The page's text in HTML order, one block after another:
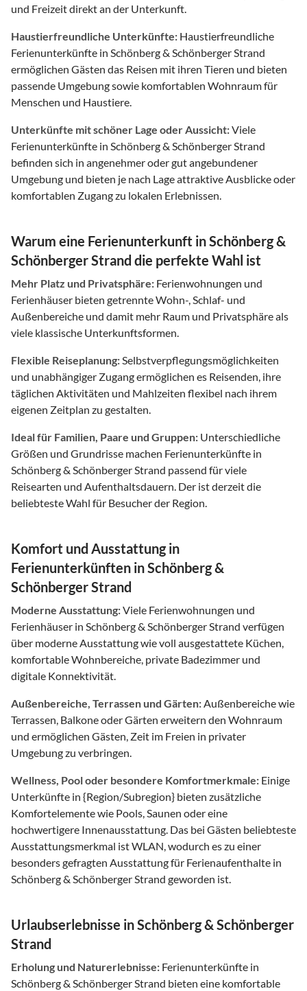
und Freizeit direkt an der Unterkunft.
Haustierfreundliche Unterkünfte: Haustierfreundliche
Ferienunterkünfte in Schönberg & Schönberger Strand
ermöglichen Gästen das Reisen mit ihren Tieren und bieten
passende Umgebung sowie komfortablen Wohnraum für
Menschen und Haustiere.
Unterkünfte mit schöner Lage oder Aussicht:Viele
Ferienunterkünfte in Schönberg & Schönberger Strand
befinden sich in angenehmer oder gut angebundener
Umgebung und bieten je nach Lage attraktive Ausblicke oder
komfortablen Zugang zu lokalen Erlebnissen.
Warum eine Ferienunterkunft in Schönberg &
Schönberger Strand die perfekte Wahl ist
Mehr Platz und Privatsphäre: Ferienwohnungen und
Ferienhäuser bieten getrennte Wohn-, Schlaf- und
Außenbereiche und damit mehr Raum und Privatsphäre als
viele klassische Unterkunftsformen.
Flexible Reiseplanung:Selbstverpflegungsmöglichkeiten
und unabhängiger Zugang ermöglichen es Reisenden, ihre
täglichen Aktivitäten und Mahlzeiten flexibel nach ihrem
eigenen Zeitplan zu gestalten.
Ideal für Familien, Paare und Gruppen: Unterschiedliche
Größen und Grundrisse machen Ferienunterkünfte in
Schönberg & Schönberger Strand passend für viele
Reisearten und Aufenthaltsdauern. Der ist derzeit die
beliebteste Wahl für Besucher der Region.
Komfort und Ausstattung in
Ferienunterkünften in Schönberg &
Schönberger Strand
Moderne Ausstattung:Viele Ferienwohnungen und
Ferienhäuser in Schönberg & Schönberger Strand verfügen
über moderne Ausstattung wie voll ausgestattete Küchen,
komfortable Wohnbereiche, private Badezimmer und
digitale Konnektivität.
Außenbereiche, Terrassen und Gärten:Außenbereiche wie
Terrassen, Balkone oder Gärten erweitern den Wohnraum
und ermöglichen Gästen, Zeit im Freien in privater
Umgebung zu verbringen.
Wellness, Pool oder besondere Komfortmerkmale: Einige
Unterkünfte in {Region/Subregion} bieten zusätzliche
Komfortelemente wie Pools, Saunen oder eine
hochwertigere Innenausstattung. Das bei Gästen beliebteste
Ausstattungsmerkmal ist WLAN, wodurch es zu einer
besonders gefragten Ausstattung für Ferienaufenthalte in
Schönberg & Schönberger Strand geworden ist.
Urlaubserlebnisse in Schönberg & Schönberger
Strand
Erholung und Naturerlebnisse: Ferienunterkünfte in
Schönberg & Schönberger Strand bieten eine komfortable